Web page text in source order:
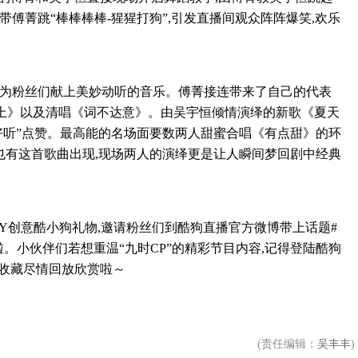
傅菁跳“棒棒棒棒-猩猩打狗”,引发直播间观众阵阵爆笑,欢乐
丝们献上美妙动听的音乐。傅菁接连带来了自己的代表
以及清唱《词不达意》。由吴宇恒倾情演绎的新歌《夏天
”点赞。最高能的名场面要数两人甜蜜合唱《有点甜》的环
这首歌曲出现,现场两人的演绎更是让人瞬间梦回剧中经典
酷小狗礼物,邀请粉丝们到酷狗直播官方微博带上话题#
小伙伴们若想重温“九时CP”的精彩节目内容,记得登陆酷狗
藏尽情回放欣赏啦～
(责任编辑： 吴丰丰)